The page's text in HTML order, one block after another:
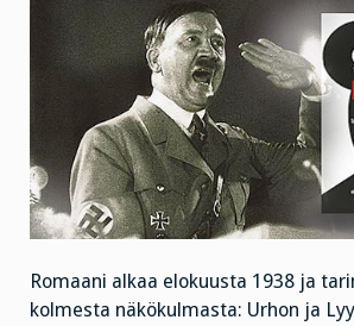
Romaani alkaa elokuusta 1938 ja
kolmesta näkökulmasta: Urhon ja